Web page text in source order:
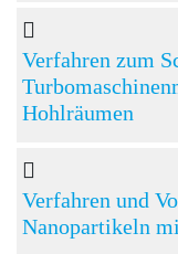
Verfahren zum
Hohlräumen
Verfahren und
Nanopartikeln